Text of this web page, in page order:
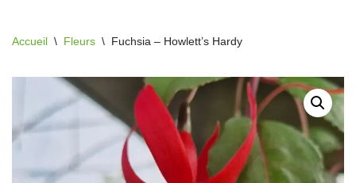
Accueil \ Fleurs \ Fuchsia – Howlett’s Hardy